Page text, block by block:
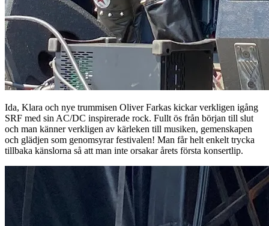
Ida, Klara och nye trummisen Oliver Farkas kickar verkligen igång
SRF med sin AC/DC inspirerade rock. Fullt ös från början till slut
och man känner verkligen av kärleken till musiken, gemenskapen
och glädjen som genomsyrar festivalen! Man får helt enkelt trycka
tillbaka känslorna så att man inte orsakar årets första konsertlip.